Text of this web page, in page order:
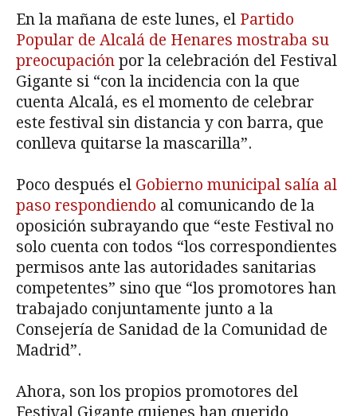
En la mañana de este lunes, el Partido
Popular de Alcalá de Henares mostraba su
preocupación por la celebración del Festival
Gigante si “con la incidencia con la que
cuenta Alcalá, es el momento de celebrar
este festival sin distancia y con barra, que
conlleva quitarse la mascarilla”.
Poco después el Gobierno municipal salía al
paso respondiendo al comunicando de la
oposición subrayando que “este Festival no
solo cuenta con todos “los correspondientes
permisos ante las autoridades sanitarias
competentes” sino que “los promotores han
trabajado conjuntamente junto a la
Consejería de Sanidad de la Comunidad de
Madrid”.
Ahora, son los propios promotores del